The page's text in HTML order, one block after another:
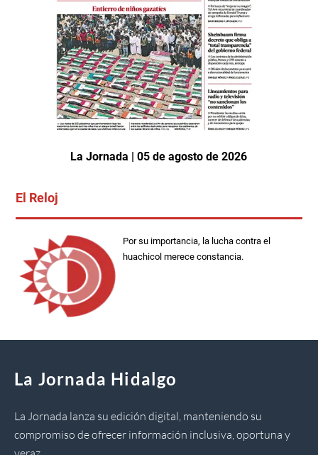
La Jornada | 05 de agosto de 2026
El Reloj
Por su importancia, la lucha contra el
huachicol merece constancia.
La Jornada Hidalgo
La Jornada lanza su edición digital, manteniendo su
compromiso de ofrecer información inclusiva, oportuna y